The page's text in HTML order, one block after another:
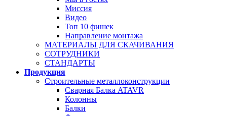
Миссия
Видео
Топ 10 фишек
Направление монтажа
МАТЕРИАЛЫ ДЛЯ СКАЧИВАНИЯ
СОТРУДНИКИ
СТАНДАРТЫ
Продукция
Строительные металлоконструкции
Сварная Балка ATAVR
Колонны
Балки